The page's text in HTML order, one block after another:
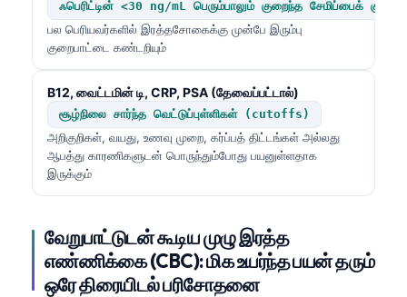
ஃபெரிட்டின் <30 ng/mL பெரும்பாலும் குறைந்த சேமிப்பைக்
பல பெரியவர்களில் இரத்தசோகைக்கு முன்பே இரும்பு
குறைபாட்டை கண்டறியும்
B12, வைட்டமின் டி, CRP, PSA (தேவைப்பட்டால்)
சூழ்நிலை சார்ந்த வெட்டுப்புள்ளிகள் (cutoffs)
அறிகுறிகள், வயது, உணவு முறை, கர்ப்பத் திட்டங்கள் அல்லது
ஆபத்து காரணிகளுடன் பொருந்தும்போது பயனுள்ளதாக
இருக்கும்
வேறுபாட்டுடன் கூடிய முழு இரத்த
எண்ணிக்கை (CBC): மிக உயர்ந்த பயன் தரும்
ஒரே திரையிடல் பரிசோதனை